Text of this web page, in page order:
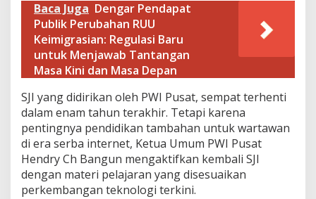
Baca Juga Dengar Pendapat
Publik Perubahan RUU
Keimigrasian: Regulasi Baru
untuk Menjawab Tantangan
Masa Kini dan Masa Depan
SJI yang didirikan oleh PWI Pusat, sempat terhenti
dalam enam tahun terakhir. Tetapi karena
pentingnya pendidikan tambahan untuk wartawan
di era serba internet, Ketua Umum PWI Pusat
Hendry Ch Bangun mengaktifkan kembali SJI
dengan materi pelajaran yang disesuaikan
perkembangan teknologi terkini.